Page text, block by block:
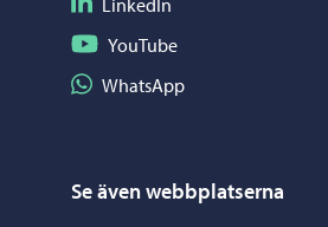
LinkedIn
Följ på YouTube
YouTube
Dela på WhatsApp
WhatsApp
Se även webbplatserna